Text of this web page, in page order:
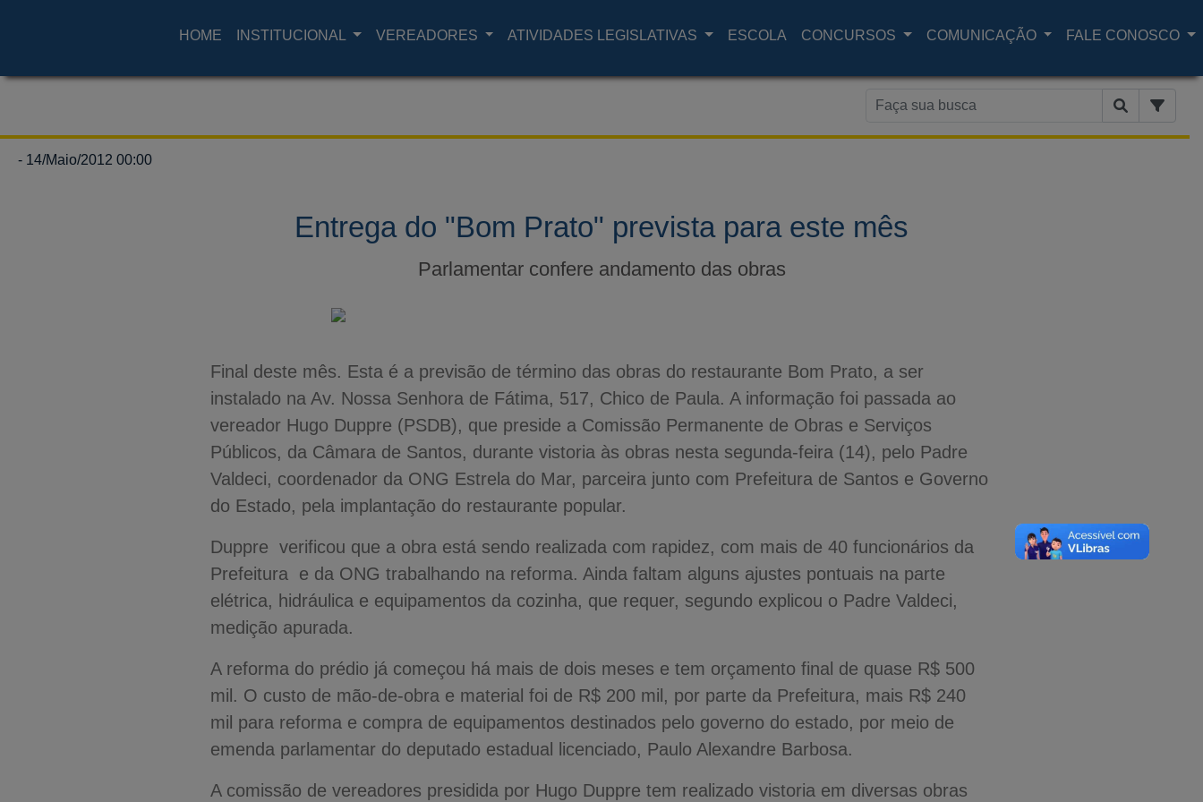
HOME INSTITUCIONAL VEREADORES ATIVIDADES LEGISLATIVAS ESCOLA CONCURSOS COMUNICAÇÃO FALE CONOSCO
- 14/Maio/2012 00:00
Entrega do "Bom Prato" prevista para este mês
Parlamentar confere andamento das obras
Final deste mês. Esta é a previsão de término das obras do restaurante Bom Prato, a ser
instalado na Av. Nossa Senhora de Fátima, 517, Chico de Paula. A informação foi passada ao
vereador Hugo Duppre (PSDB), que preside a Comissão Permanente de Obras e Serviços
Públicos, da Câmara de Santos, durante vistoria às obras nesta segunda-feira (14), pelo Padre
Valdeci, coordenador da ONG Estrela do Mar, parceira junto com Prefeitura de Santos e Governo
do Estado, pela implantação do restaurante popular.
Duppre verificou que a obra está sendo realizada com rapidez, com mais de 40 funcionários da
Prefeitura e da ONG trabalhando na reforma. Ainda faltam alguns ajustes pontuais na parte
elétrica, hidráulica e equipamentos da cozinha, que requer, segundo explicou o Padre Valdeci,
medição apurada.
A reforma do prédio já começou há mais de dois meses e tem orçamento final de quase R$ 500
mil. O custo de mão-de-obra e material foi de R$ 200 mil, por parte da Prefeitura, mais R$ 240
mil para reforma e compra de equipamentos destinados pelo governo do estado, por meio de
emenda parlamentar do deputado estadual licenciado, Paulo Alexandre Barbosa.
A comissão de vereadores presidida por Hugo Duppre tem realizado vistoria em diversas obras